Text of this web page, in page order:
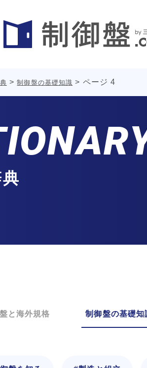
>制御盤の基礎知識 > ページ 4
と海外規格 制御盤の基礎知